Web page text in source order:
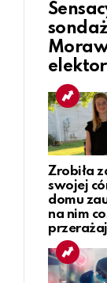
Zrobiła
swojej
domu
na nim